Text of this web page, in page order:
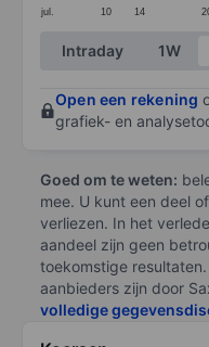
jul. 10 14
End of interactive
Intraday 1W
Open een rekening
grafiek- en
Goed om te weten:
mee. U kunt een deel
verliezen. In het
aandeel zijn geen
toekomstige
aanbieders zijn door
volledige